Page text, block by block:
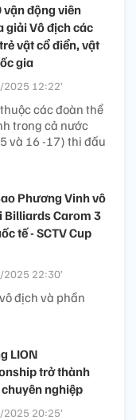
vận động viên
giải Vô địch các
vật cổ điển, vật
gia
12:22’
các đoàn thể
trong cả nước
và 16 -17) thi đấu
Phương Vinh vô
Billiards Carom 3
tế - SCTV Cup
22:30’
địch và phần
LION
trở thành
nghiệp
20:25’